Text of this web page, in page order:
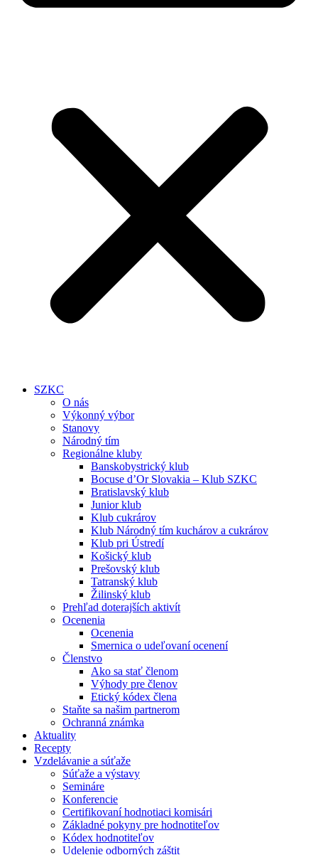
SZKC
O nás
Výkonný výbor
Stanovy
Národný tím
Regionálne kluby
Banskobystrický klub
Bocuse d’Or Slovakia – Klub SZKC
Bratislavský klub
Junior klub
Klub cukrárov
Klub Národný tím kuchárov a cukrárov
Klub pri Ústredí
Košický klub
Prešovský klub
Tatranský klub
Žilinský klub
Prehľad doterajších aktivít
Ocenenia
Ocenenia
Smernica o udeľovaní ocenení
Členstvo
Ako sa stať členom
Výhody pre členov
Etický kódex člena
Staňte sa našim partnerom
Ochranná známka
Aktuality
Recepty
Vzdelávanie a súťaže
Súťaže a výstavy
Semináre
Konferencie
Certifikovaní hodnotiaci komisári
Základné pokyny pre hodnotiteľov
Kódex hodnotiteľov
Udelenie odborných záštit